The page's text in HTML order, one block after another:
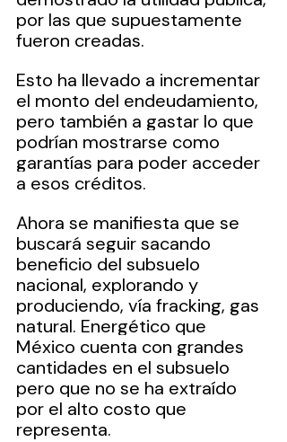
por las que supuestamente
fueron creadas.
Esto ha llevado a incrementar
el monto del endeudamiento,
pero también a gastar lo que
podrían mostrarse como
garantías para poder acceder
a esos créditos.
Ahora se manifiesta que se
buscará seguir sacando
beneficio del subsuelo
nacional, explorando y
produciendo, vía fracking, gas
natural. Energético que
México cuenta con grandes
cantidades en el subsuelo
pero que no se ha extraído
por el alto costo que
representa.